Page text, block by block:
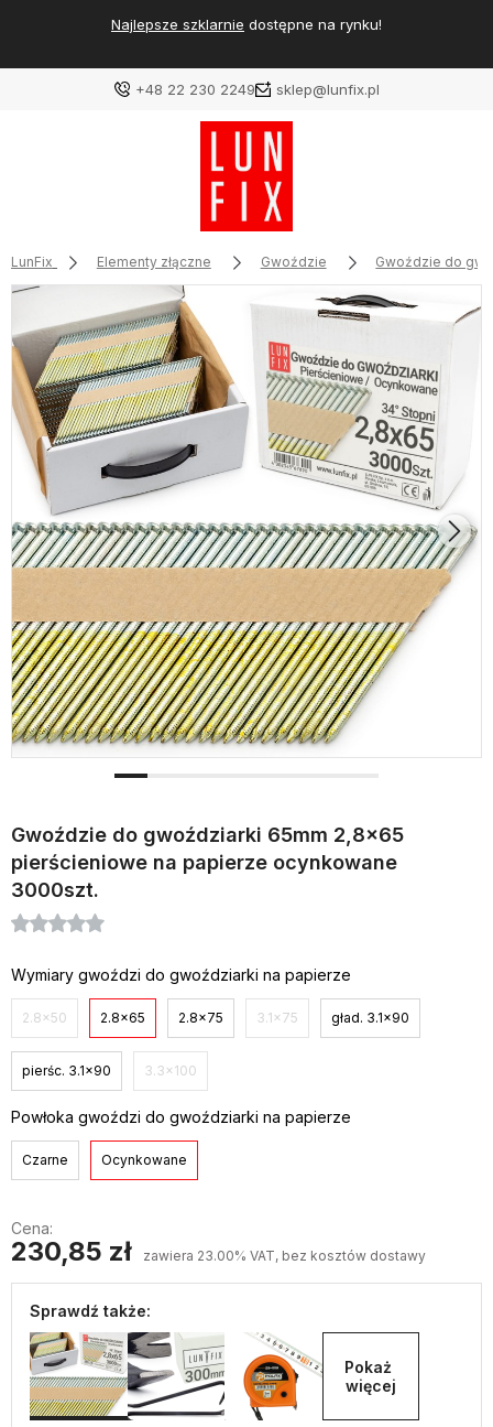
Najlepsze szklarnie dostępne na rynku!
+48 22 230 2249 sklep@lunfix.pl
LunFix Elementy złączne Gwoździe Gwoździe do
Gwoździe do gwoździarki 65mm 2,8x65
pierścieniowe na papierze ocynkowane
3000szt.
Wymiary gwoździ do gwoździarki na papierze
2.8x50 2.8x65 2.8x75 3.1x75 gład. 3.1x90
pierśc. 3.1x90 3.3x100
Powłoka gwoździ do gwoździarki na papierze
Czarne Ocynkowane
Cena:
230,85 zł zawiera 23.00% VAT, bez kosztów dostawy
Sprawdź także:
Pokaż
więcej